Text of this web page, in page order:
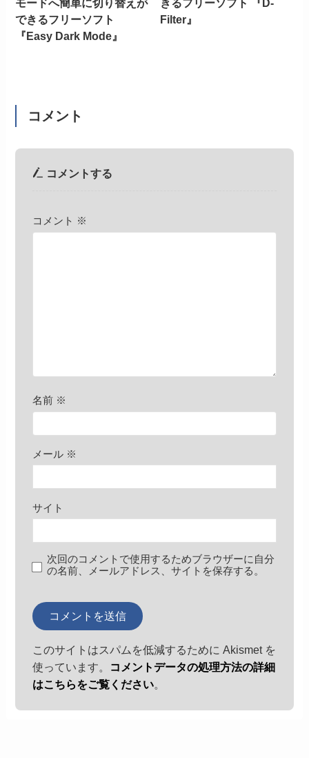
モードへ簡単に切り替えが
できるフリーソフト
『Easy Dark Mode』
きるフリーソフト 『D-
Filter』
コメント
コメントする
コメント ※
名前 ※
メール ※
サイト
次回のコメントで使用するためブラウザーに自分
の名前、メールアドレス、サイトを保存する。
このサイトはスパムを低減するために Akismet を
使っています。
コメントデータの処理方法の詳細
はこちらをご覧ください。